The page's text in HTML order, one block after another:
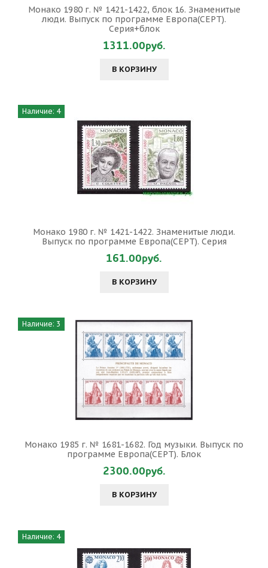
Монако 1980 г. № 1421-1422, блок 16. Знаменитые
люди. Выпуск по программе Европа(СЕРТ).
Серия+блок
1311.00руб.
В КОРЗИНУ
Наличие: 4
Монако 1980 г. № 1421-1422. Знаменитые люди.
Выпуск по программе Европа(СЕРТ). Серия
161.00руб.
В КОРЗИНУ
Наличие: 3
Монако 1985 г. № 1681-1682. Год музыки. Выпуск по
программе Европа(СЕРТ). Блок
2300.00руб.
В КОРЗИНУ
Наличие: 4